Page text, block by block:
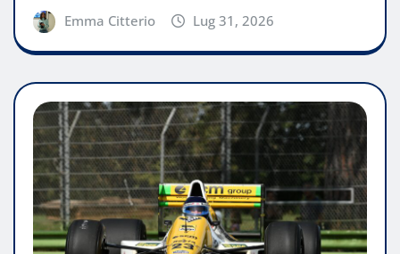
Emma Citterio Lug 31, 2026